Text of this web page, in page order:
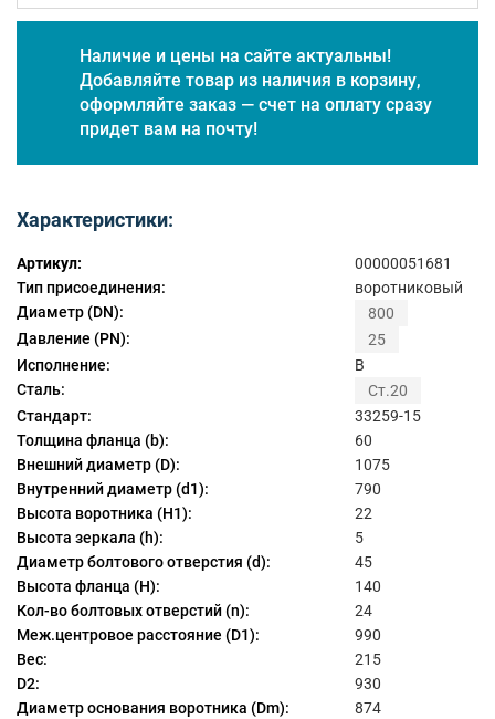
Наличие и цены на сайте актуальны!
Добавляйте товар из наличия в корзину,
оформляйте заказ — счет на оплату сразу
придет вам на почту!
Характеристики:
Артикул:
00000051681
Тип присоединения:
воротниковый
Диаметр (DN):
800
Давление (PN):
25
Исполнение:
B
Сталь:
Ст.20
Стандарт:
33259-15
Толщина фланца (b):
60
Внешний диаметр (D):
1075
Внутренний диаметр (d1):
790
Высота воротника (H1):
22
Высота зеркала (h):
5
Диаметр болтового отверстия (d):
45
Высота фланца (H):
140
Кол-во болтовых отверстий (n):
24
Меж.центровое расстояние (D1):
990
Вес:
215
D2:
930
Диаметр основания воротника (Dm):
874